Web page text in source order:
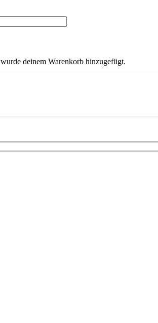
wurde deinem Warenkorb hinzugefügt.